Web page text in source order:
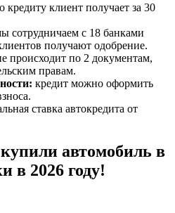
кредиту клиент получает за 30
сотрудничаем с 18 банками
получают одобрение.
происходит по 2 документам,
правам.
кредит можно оформить
ставка автокредита от
автомобиль в
в 2026 году!